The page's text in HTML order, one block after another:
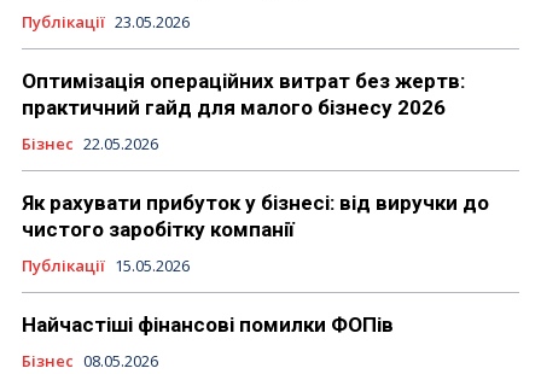
Публікації 23.05.2026
Оптимізація операційних витрат без жертв:
практичний гайд для малого бізнесу 2026
Бізнес 22.05.2026
Як рахувати прибуток у бізнесі: від виручки до
чистого заробітку компанії
Публікації 15.05.2026
Найчастіші фінансові помилки ФОПів
Бізнес 08.05.2026